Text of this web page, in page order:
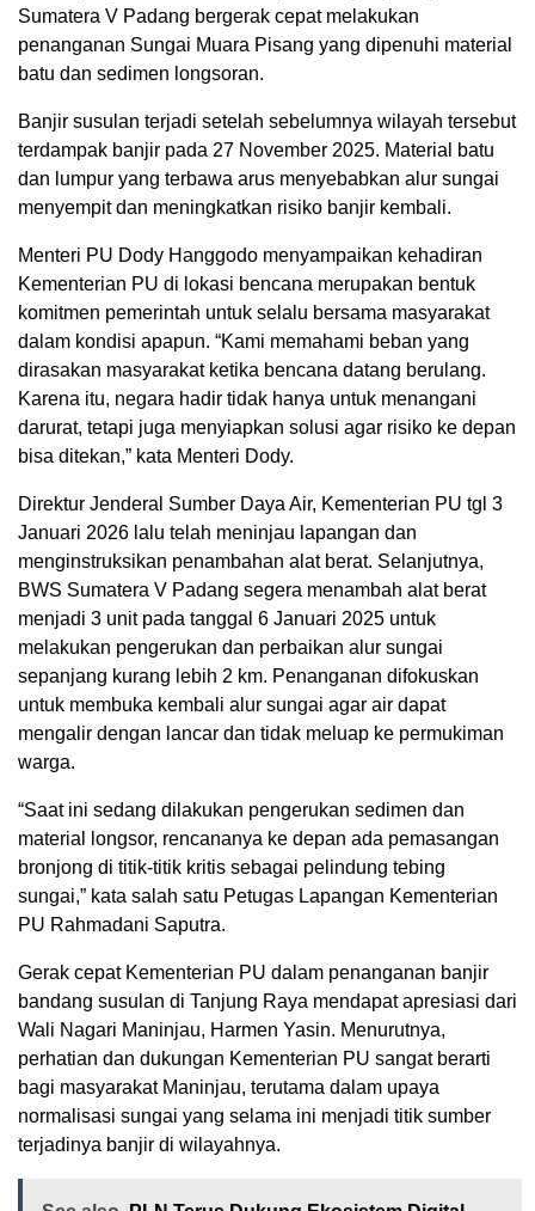
Sumatera V Padang bergerak cepat melakukan
penanganan Sungai Muara Pisang yang dipenuhi material
batu dan sedimen longsoran.
Banjir susulan terjadi setelah sebelumnya wilayah tersebut
terdampak banjir pada 27 November 2025. Material batu
dan lumpur yang terbawa arus menyebabkan alur sungai
menyempit dan meningkatkan risiko banjir kembali.
Menteri PU Dody Hanggodo menyampaikan kehadiran
Kementerian PU di lokasi bencana merupakan bentuk
komitmen pemerintah untuk selalu bersama masyarakat
dalam kondisi apapun. “Kami memahami beban yang
dirasakan masyarakat ketika bencana datang berulang.
Karena itu, negara hadir tidak hanya untuk menangani
darurat, tetapi juga menyiapkan solusi agar risiko ke depan
bisa ditekan,” kata Menteri Dody.
Direktur Jenderal Sumber Daya Air, Kementerian PU tgl 3
Januari 2026 lalu telah meninjau lapangan dan
menginstruksikan penambahan alat berat. Selanjutnya,
BWS Sumatera V Padang segera menambah alat berat
menjadi 3 unit pada tanggal 6 Januari 2025 untuk
melakukan pengerukan dan perbaikan alur sungai
sepanjang kurang lebih 2 km. Penanganan difokuskan
untuk membuka kembali alur sungai agar air dapat
mengalir dengan lancar dan tidak meluap ke permukiman
warga.
“Saat ini sedang dilakukan pengerukan sedimen dan
material longsor, rencananya ke depan ada pemasangan
bronjong di titik-titik kritis sebagai pelindung tebing
sungai,” kata salah satu Petugas Lapangan Kementerian
PU Rahmadani Saputra.
Gerak cepat Kementerian PU dalam penanganan banjir
bandang susulan di Tanjung Raya mendapat apresiasi dari
Wali Nagari Maninjau, Harmen Yasin. Menurutnya,
perhatian dan dukungan Kementerian PU sangat berarti
bagi masyarakat Maninjau, terutama dalam upaya
normalisasi sungai yang selama ini menjadi titik sumber
terjadinya banjir di wilayahnya.